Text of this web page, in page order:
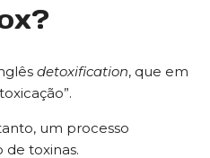
detoxification, que em
um processo
toxinas.